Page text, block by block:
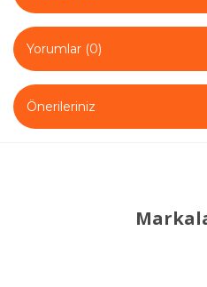
Yorumlar (0)
Önerileriniz